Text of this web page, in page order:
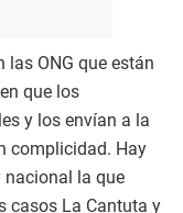
las ONG que están
que los
y los envían a la
complicidad. Hay
la que
casos La Cantuta y